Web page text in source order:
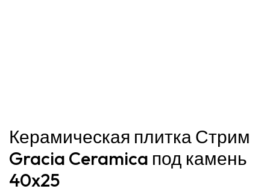
Керамическая плитка Стрим
Gracia Ceramica под камень
40x25